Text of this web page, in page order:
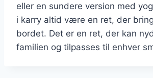
eller en sundere version med
i karry altid være en ret, der
bordet. Det er en ret, der kan
familien og tilpasses til enhver